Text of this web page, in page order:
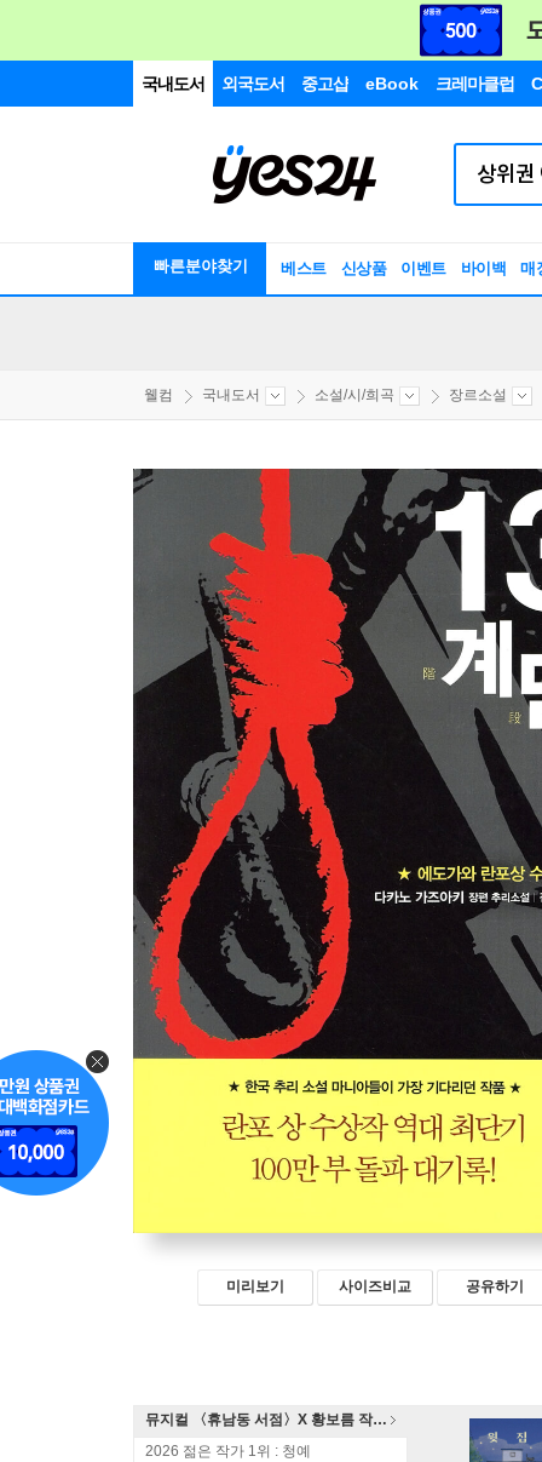
국내도서 외국도서 중고샵 eBook 크레마클럽
빠른분야찾기 베스트 신상품 이벤트 바이백 매
웰컴 국내도서 소설/시/희곡 장르소설
미리보기 사이즈비교 공유하기
뮤지컬 〈휴남동 서점〉X 황보름 작가 북토크
2026 젊은 작가 1위 : 청예